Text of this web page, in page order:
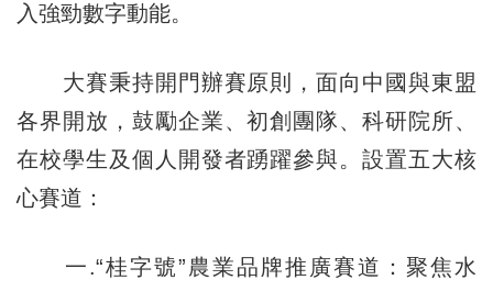
入強勁數字動能。
大賽秉持開門辦賽原則，面向中國與東盟
各界開放，鼓勵企業、初創團隊、科研院所、
在校學生及個人開發者踴躍參與。設置五大核
心賽道：
一.“桂字號”農業品牌推廣賽道：聚焦水